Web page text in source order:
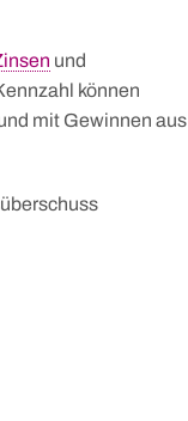
und
können
mit Gewinnen aus